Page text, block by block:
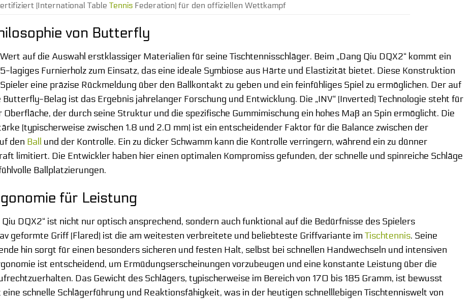
(International TableTennisFederation) für den offiziellen Wettkampf
von Butterfly
auf die Auswahl erstklassiger Materialien für seine Tischtennisschläger. Beim „Dang Qiu DQX2“ kommt ein
lagiges Furnierholz zum Einsatz, das eine ideale Symbiose aus Härte und Elastizität bietet. Diese Konstruktion
eine präzise Rückmeldung über den Ballkontakt zu geben und ein feinfühliges Spiel zu ermöglichen. Der auf
Belag ist das Ergebnis jahrelanger Forschung und Entwicklung. Die „INV“ (Inverted) Technologie steht für
der durch seine Struktur und die spezifische Gummimischung ein hohes Maß an Spin ermöglicht. Die
(typischerweise zwischen 1.8 und 2.0 mm) ist ein entscheidender Faktor für die Balance zwischen der
den Ball und der Kontrolle. Ein zu dicker Schwamm kann die Kontrolle verringern, während ein zu dünner
limitiert. Die Entwickler haben hier einen optimalen Kompromiss gefunden, der schnelle und spinreiche Schläge
Ballplatzierungen.
für Leistung
Qiu DQX2“ ist nicht nur optisch ansprechend, sondern auch funktional auf die Bedürfnisse des Spielers
geformte Griff (Flared) ist die am weitesten verbreitete und beliebteste Griffvariante imTischtennis. Seine
hin sorgt für einen besonders sicheren und festen Halt, selbst bei schnellen Handwechseln und intensiven
ist entscheidend, um Ermüdungserscheinungen vorzubeugen und eine konstante Leistung über die
Das Gewicht des Schlägers, typischerweise im Bereich von 170 bis 185 Gramm, ist bewusst
schnelle Schlägerführung und Reaktionsfähigkeit, was in der heutigen schnelllebigen Tischtenniswelt von